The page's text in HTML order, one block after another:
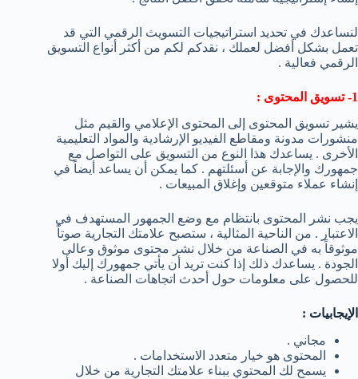
لنساعدك في تحديد استراتيجيات التسويث الرقمي التي قد
تعمل بشكل أفضل لعملك ، نقدكم لكم من أكثر أنواع التسويق
الرقمي فعالية .
1- تسويق المحتوى :
يشير تسويق المحتوى إلى المحتوى الإعلامي والقيم مثل
منشورات مدونة ومقاطع الفيديو الإرشادية والمواد التعليمية
الأخرى . يساعدك هذا النوع من التسويق على التواصل مع
جمهورك والإجابة عن أسئلتهم . كما يمكن أن يساعد أيضاً في
إنشاء عملاء متوقعين وإغلاق المبيعات .
يجب نشر المحتوى بانتظام مع وضع الجمهور المستهدف في
الاعتبار . من الناحية المثالية ، ستصبح علامتك التجارية صوتاً
موثوقاً به في الصناعة من خلال نشر محتوى موثوق وعالى
الجودة . يساعدك ذلك إذا كنت تريد أن يأتي جمهورك إليك أولا
للحصول على معلومات حول أحدث اتجاهات الصناعة .
الإيجابيات :
مجاني .
المحتوى هو خيار متعدد الاستخدامات .
يسمح لك المحتوي ببناء علامتك التجارية من خلال